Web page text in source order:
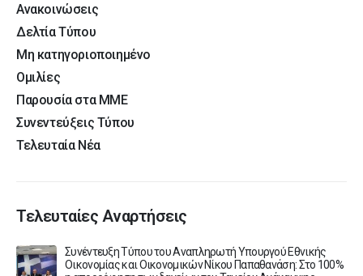
Ανακοινώσεις
Δελτία Τύπου
Μη κατηγοριοποιημένο
Ομιλίες
Παρουσία στα ΜΜΕ
Συνεντεύξεις Τύπου
Τελευταία Νέα
Τελευταίες Αναρτήσεις
Συνέντευξη Τύπου του Αναπληρωτή Υπουργού Εθνικής
Οικονομίας και Οικονομικών Νίκου Παπαθανάση: Στο 100%